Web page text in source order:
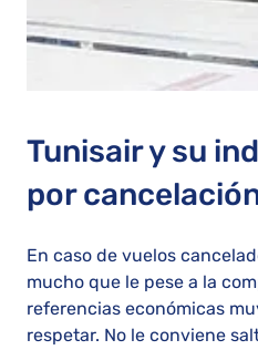
Tunisair y su
por
En caso de vuelos
mucho que le pese a la
referencias económicas
respetar. No le conviene